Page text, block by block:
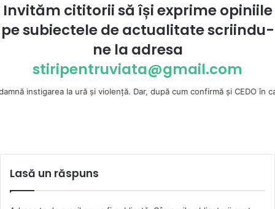
Invităm cititorii să își exprime opiniile
pe subiectele de actualitate scriindu-
ne la adresa
stiripentruviata@gmail.com
la ură şi violenţă. Dar, după cum confirmă şi CEDO în cazul
Lasă un răspuns